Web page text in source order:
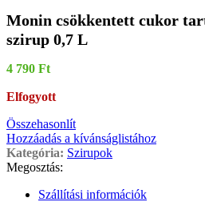
Monin csökkentett cukor
szirup 0,7 L
4 790 Ft
Elfogyott
Összehasonlít
Hozzáadás a kívánságlistához
Kategória: Szirupok
Megosztás:
Szállítási információk